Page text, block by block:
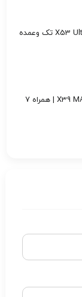
خرید ساعت هوشمند WISME مدل X53 Ultra تک وعمده
خرید ساعت هوشمند WISME مدل X39 MAX | همراه 7